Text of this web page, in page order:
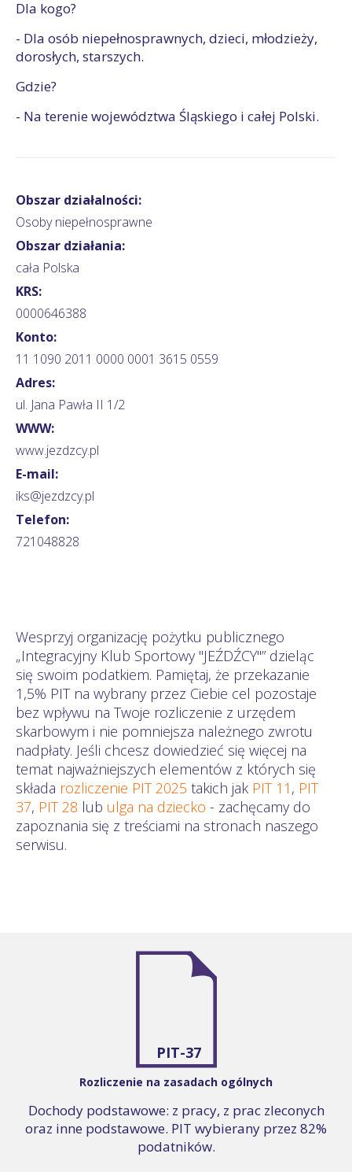
Dla kogo?
- Dla osób niepełnosprawnych, dzieci, młodzieży,
dorosłych, starszych.
Gdzie?
- Na terenie województwa Śląskiego i całej Polski.
Obszar działalności:
Osoby niepełnosprawne
Obszar działania:
cała Polska
KRS:
0000646388
Konto:
11 1090 2011 0000 0001 3615 0559
Adres:
ul. Jana Pawła II 1/2
WWW:
www.jezdzcy.pl
E-mail:
iks@jezdzcy.pl
Telefon:
721048828
Wesprzyj organizację pożytku publicznego
„Integracyjny Klub Sportowy "JEŹDŹCY"” dzieląc
się swoim podatkiem. Pamiętaj, że przekazanie
1,5% PIT na wybrany przez Ciebie cel pozostaje
bez wpływu na Twoje rozliczenie z urzędem
skarbowym i nie pomniejsza należnego zwrotu
nadpłaty. Jeśli chcesz dowiedzieć się więcej na
temat najważniejszych elementów z których się
składa rozliczenie PIT 2025 takich jak PIT 11 , PIT
37, PIT 28 lub ulga na dziecko - zachęcamy do
zapoznania się z treściami na stronach naszego
serwisu.
PIT-37
Rozliczenie na zasadach ogólnych
Dochody podstawowe: z pracy, z prac zleconych
oraz inne podstawowe. PIT wybierany przez 82%
podatników.